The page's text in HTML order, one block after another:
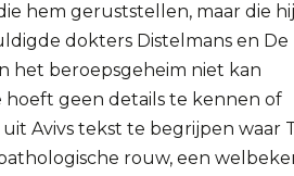
hem geruststellen, maar die
dokters Distelmans en De
het beroepsgeheim niet kan
hoeft geen details te kennen of
Avivs tekst te begrijpen waar
rouw, een